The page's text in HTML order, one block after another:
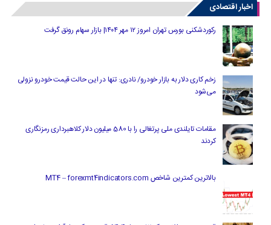
اخبار اقتصادی
رکوردشکنی بورس تهران امروز ۱۲ مهر ۱۴۰۴| بازار سهام رونق گرفت
زخم کاری دلار به بازار خودرو/ نادری: تنها در این حالت قیمت خودرو نزولی
می‌شود
مقامات تایلندی ملی پرتغالی را با 580 میلیون دلار کلاهبرداری رمزنگاری
کردند
بالاترین کمترین شاخص MT4 – forexmt4indicators.com